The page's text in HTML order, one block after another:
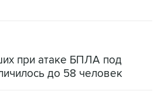
при атаке БПЛА под
до 58 человек